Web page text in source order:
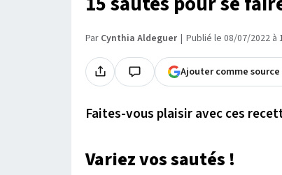
Par Cynthia Aldeguer Publié le 08/07/2022 à
Ajouter comme
Faites-vous plaisir avec ces
Variez vos sautés !